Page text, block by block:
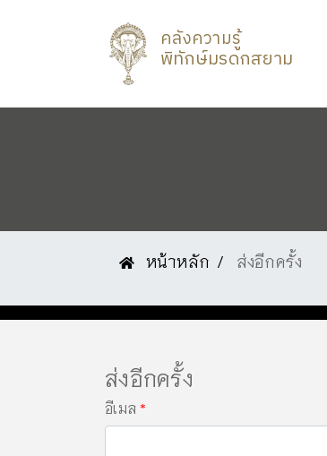
คลังความรู้
พิทักษ์มรดกสยาม
หน้าหลัก ส่งอีกครั้ง
ส่งอีกครั้ง
อีเมล